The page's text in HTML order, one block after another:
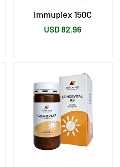
Immuplex 150C
Precio
USD 82.96